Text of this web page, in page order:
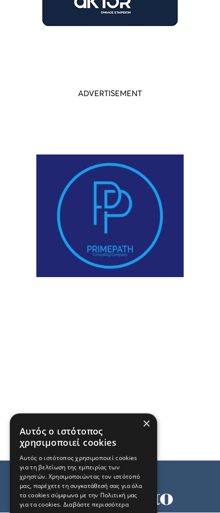
×
Αυτός ο ιστότοπος
χρησιμοποιεί cookies
Αυτός ο ιστότοπος χρησιμοποιεί cookies
για τη βελτίωση της εμπειρίας των
χρηστών. Χρησιμοποιώντας τον ιστότοπό
μας, παρέχετε τη συγκατάθεσή σας για όλα
τα cookies σύμφωνα με την Πολιτική μας
για τα cookies. Διαβάστε περισσότερα